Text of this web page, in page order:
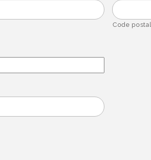
Code postal